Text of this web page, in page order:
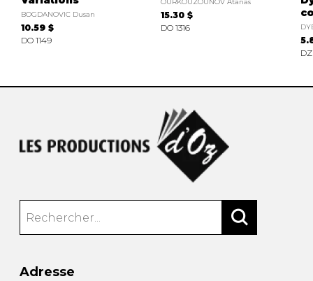
BOGDANOVIC Dusan
10.59 $
DO 1149
15.30 $
DO 1316
Adresse